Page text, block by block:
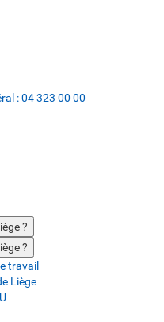
:04 323 00 00
?
?
travail
Liège